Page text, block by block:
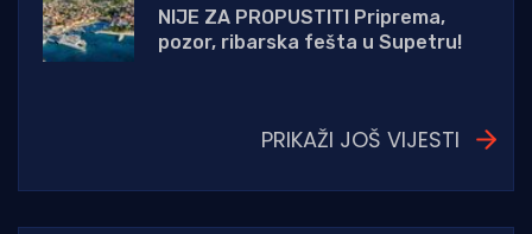
NIJE ZA PROPUSTITI Priprema,
pozor, ribarska fešta u Supetru!
PRIKAŽI JOŠ VIJESTI